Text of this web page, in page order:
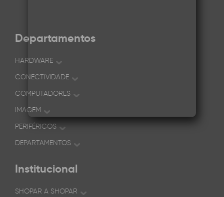
Departamentos
HARDWARE
CONECTIVIDADE
COMPUTADORES
IMAGEM
PERIFÉRICOS
DEPARTAMENTOS
Institucional
SHOPAR A SHOPAR